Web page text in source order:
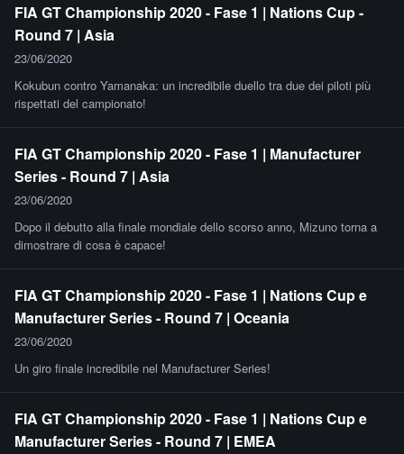
FIA GT Championship 2020 - Fase 1 | Nations Cup -
Round 7 | Asia
23/06/2020
Kokubun contro Yamanaka: un incredibile duello tra due dei piloti più
rispettati del campionato!
FIA GT Championship 2020 - Fase 1 | Manufacturer
Series - Round 7 | Asia
23/06/2020
Dopo il debutto alla finale mondiale dello scorso anno, Mizuno torna a
dimostrare di cosa è capace!
FIA GT Championship 2020 - Fase 1 | Nations Cup e
Manufacturer Series - Round 7 | Oceania
23/06/2020
Un giro finale incredibile nel Manufacturer Series!
FIA GT Championship 2020 - Fase 1 | Nations Cup e
Manufacturer Series - Round 7 | EMEA